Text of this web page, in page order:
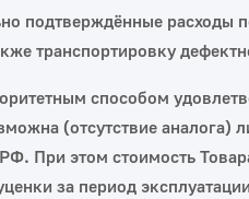
подтверждённые расходы
транспортировку
способом
(отсутствие
При этом стоимость
за период